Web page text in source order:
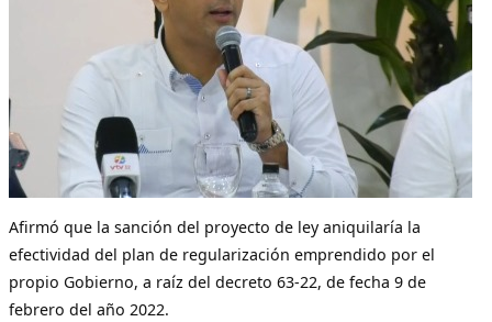
Afirmó que la sanción del proyecto de ley aniquilaría la
efectividad del plan de regularización emprendido por el
propio Gobierno, a raíz del decreto 63-22, de fecha 9 de
febrero del año 2022.